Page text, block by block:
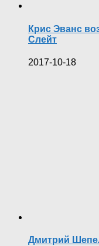
Крис Эванс
Слейт
2017-10-18
Дмитрий